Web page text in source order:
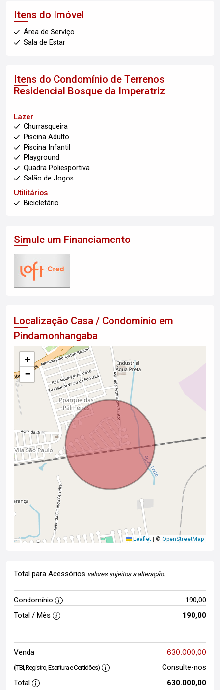
Itens do Imóvel
Área de Serviço
Sala de Estar
Itens do Condomínio de Terrenos
Residencial Bosque da Imperatriz
Lazer
Churrasqueira
Piscina Adulto
Piscina Infantil
Playground
Quadra Poliesportiva
Salão de Jogos
Utilitários
Bicicletário
Simule um Financiamento
Localização Casa / Condomínio em
Pindamonhangaba
+
−
Leaflet © OpenStreetMap
Total para Acessórios valores sujeitos a alteração.
Condomínio
190,00
Total / Mês
190,00
Venda 630.000,00
(ITBI, Registro, Escritura e Certidões)
Consulte-nos
Total
630.000,00